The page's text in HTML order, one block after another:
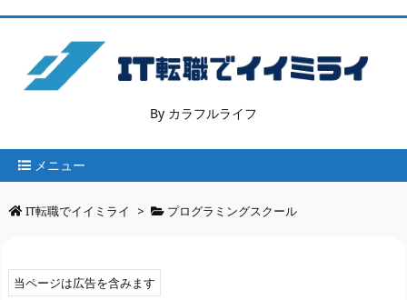
By カラフルライフ
メニュー
IT転職でイイミライ > プログラミングスクール
当ページは広告を含みます